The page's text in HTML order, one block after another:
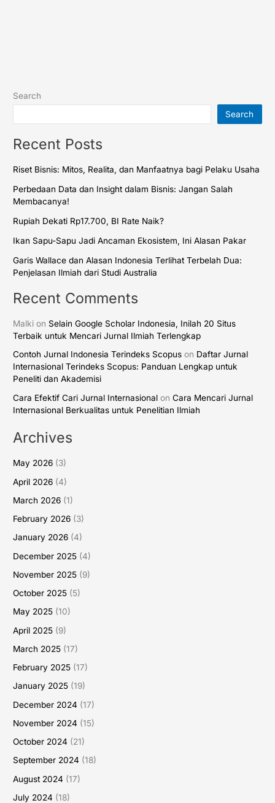
Search
Search
Recent Posts
Riset Bisnis: Mitos, Realita, dan Manfaatnya bagi Pelaku Usaha
Perbedaan Data dan Insight dalam Bisnis: Jangan Salah
Membacanya!
Rupiah Dekati Rp17.700, BI Rate Naik?
Ikan Sapu-Sapu Jadi Ancaman Ekosistem, Ini Alasan Pakar
Garis Wallace dan Alasan Indonesia Terlihat Terbelah Dua:
Penjelasan Ilmiah dari Studi Australia
Recent Comments
Malki onSelain Google Scholar Indonesia, Inilah 20 Situs
Terbaik untuk Mencari Jurnal Ilmiah Terlengkap
Contoh Jurnal Indonesia Terindeks Scopus on Daftar Jurnal
Internasional Terindeks Scopus: Panduan Lengkap untuk
Peneliti dan Akademisi
Cara Efektif Cari Jurnal Internasional onCara Mencari Jurnal
Internasional Berkualitas untuk Penelitian Ilmiah
Archives
May 2026 (3)
April 2026 (4)
March 2026 (1)
February 2026 (3)
January 2026 (4)
December 2025 (4)
November 2025 (9)
October 2025 (5)
May 2025 (10)
April 2025 (9)
March 2025 (17)
February 2025 (17)
January 2025 (19)
December 2024 (17)
November 2024 (15)
October 2024 (21)
September 2024 (18)
August 2024 (17)
July 2024 (18)